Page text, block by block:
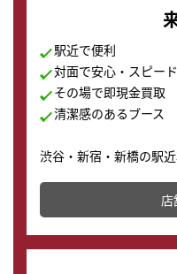
駅近で便利
対面で安心・スピー
その場で即現金買取
清潔感のあるブース
渋谷・新宿・新橋の駅
その場で現金買取致し
店舗を併設しており、
の購入もできます♪